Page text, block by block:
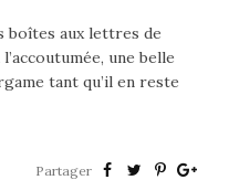
boîtes aux lettres de
une belle
tant qu’il en reste
Partager